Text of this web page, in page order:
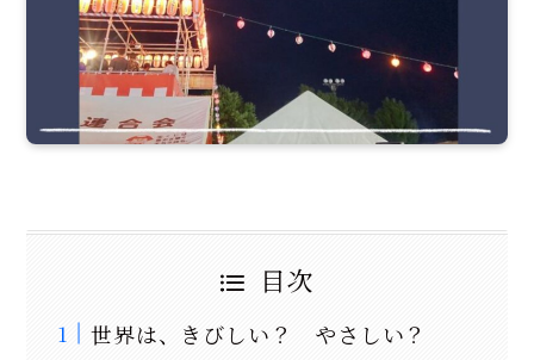
目次
世界は、きびしい？ やさしい？